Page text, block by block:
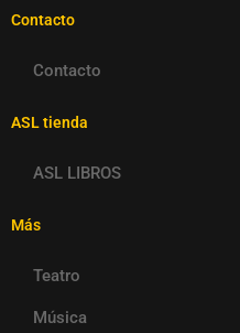
Contacto
Contacto
ASL tienda
ASL LIBROS
Más
Teatro
Música